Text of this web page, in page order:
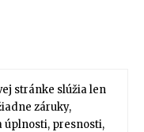
stránke slúžia len
záruky,
úplnosti, presnosti,